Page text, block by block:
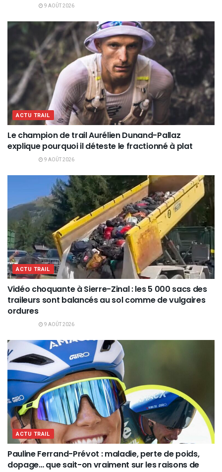
9 AOÛT 2026
ACTU TRAIL
Le champion de trail Aurélien Dunand-Pallaz
explique pourquoi il déteste le fractionné à plat
9 AOÛT 2026
ACTU TRAIL
Vidéo choquante à Sierre-Zinal : les 5 000 sacs des
traileurs sont balancés au sol comme de vulgaires
ordures
9 AOÛT 2026
ACTU TRAIL
Pauline Ferrand-Prévot : maladie, perte de poids,
dopage… que sait-on vraiment sur les raisons de